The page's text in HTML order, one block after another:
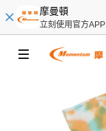
摩曼頓
立刻使用官方APP